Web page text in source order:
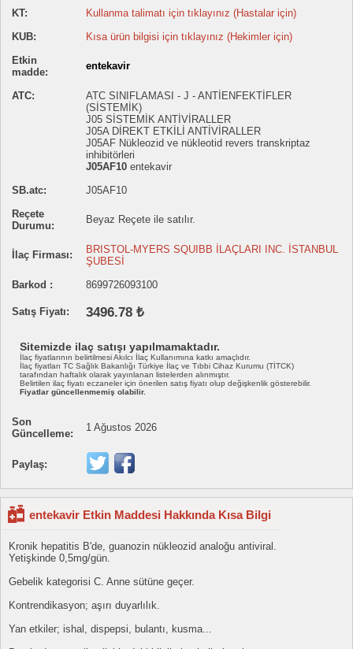
KT:
Kullanma talimatı için tıklayınız (Hastalar için)
KUB:
Kısa ürün bilgisi için tıklayınız (Hekimler için)
Etkin
madde:
entekavir
ATC:
ATC SINIFLAMASI - J - ANTİENFEKTİFLER
(SİSTEMİK)
J05 SİSTEMİK ANTİVİRALLER
J05A DİREKT ETKİLİ ANTİVİRALLER
J05AF Nükleozid ve nükleotid revers transkriptaz
inhibitörleri
J05AF10 entekavir
SB.atc:
J05AF10
Reçete
Durumu:
Beyaz Reçete ile satılır.
İlaç Firması:
BRISTOL-MYERS SQUIBB İLAÇLARI INC. İSTANBUL
ŞUBESİ
Barkod :
8699726093100
Satış Fiyatı: 3496.78 ₺
Sitemizde ilaç satışı yapılmamaktadır.
İlaç fiyatlarının belirtilmesi Akılcı İlaç Kullanımına katkı amaçlıdır.
İlaç fiyatları TC Sağlık Bakanlığı Türkiye İlaç ve Tıbbi Cihaz Kurumu (TİTCK)
tarafından haftalık olarak yayınlanan listelerden alınmıştır.
Belirtilen ilaç fiyatı eczaneler için önerilen satış fiyatı olup değişkenlik gösterebilir.
Fiyatlar güncellenmemiş olabilir.
Son
Güncelleme:
1 Ağustos 2026
Paylaş:
entekavir Etkin Maddesi Hakkında Kısa Bilgi
Kronik hepatitis B'de, guanozin nükleozid analoğu antiviral.
Yetişkinde 0,5mg/gün.
Gebelik kategorisi C. Anne sütüne geçer.
Kontrendikasyon; aşırı duyarlılık.
Yan etkiler; ishal, dispepsi, bulantı, kusma...